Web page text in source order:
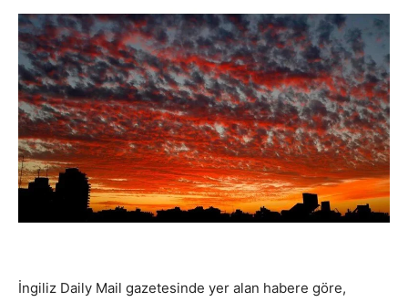
İngiliz Daily Mail gazetesinde yer alan habere göre,